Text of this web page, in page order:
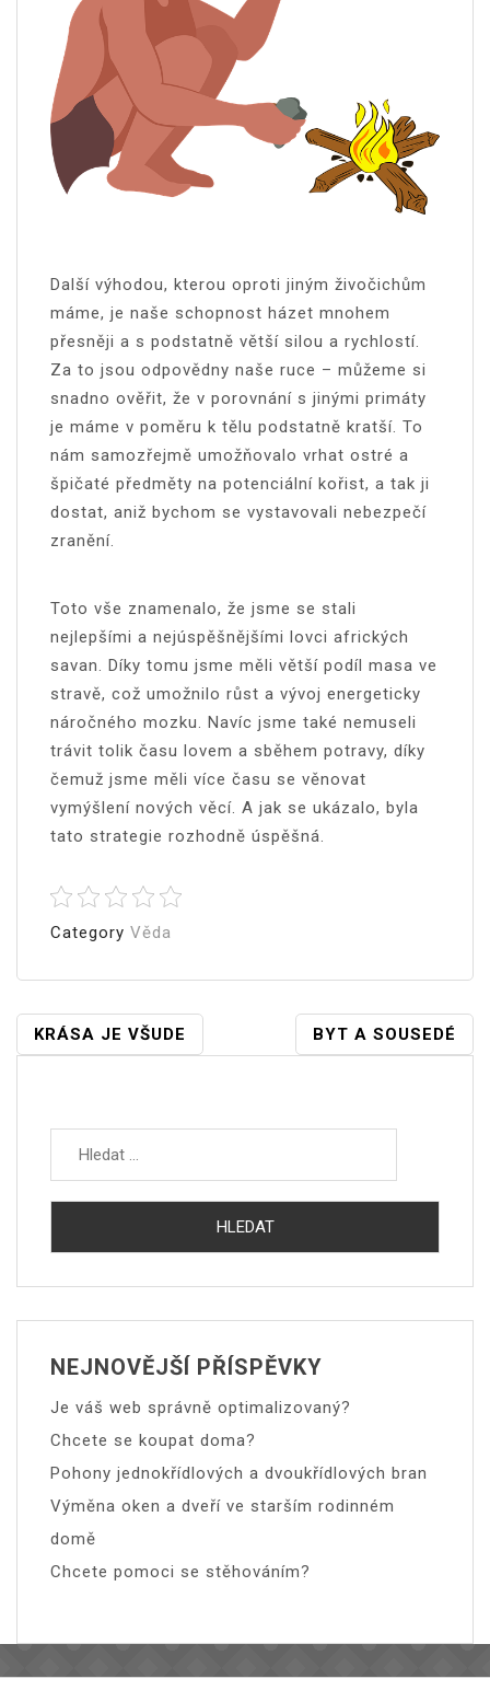
Další výhodou, kterou oproti jiným živočichům
máme, je naše schopnost házet mnohem
přesněji a s podstatně větší silou a rychlostí.
Za to jsou odpovědny naše ruce – můžeme si
snadno ověřit, že v porovnání s jinými primáty
je máme v poměru k tělu podstatně kratší. To
nám samozřejmě umožňovalo vrhat ostré a
špičaté předměty na potenciální kořist, a tak ji
dostat, aniž bychom se vystavovali nebezpečí
zranění.
Toto vše znamenalo, že jsme se stali
nejlepšími a nejúspěšnějšími lovci afrických
savan. Díky tomu jsme měli větší podíl masa ve
stravě, což umožnilo růst a vývoj energeticky
náročného mozku. Navíc jsme také nemuseli
trávit tolik času lovem a sběhem potravy, díky
čemuž jsme měli více času se věnovat
vymýšlení nových věcí. A jak se ukázalo, byla
tato strategie rozhodně úspěšná.
Category Věda
Navigace
KRÁSA JE VŠUDE BYT A SOUSEDÉ
NEJNOVĚJŠÍ PŘÍSPĚVKY
Je váš web správně optimalizovaný?
Chcete se koupat doma?
Pohony jednokřídlových a dvoukřídlových bran
Výměna oken a dveří ve starším rodinném
domě
Chcete pomoci se stěhováním?